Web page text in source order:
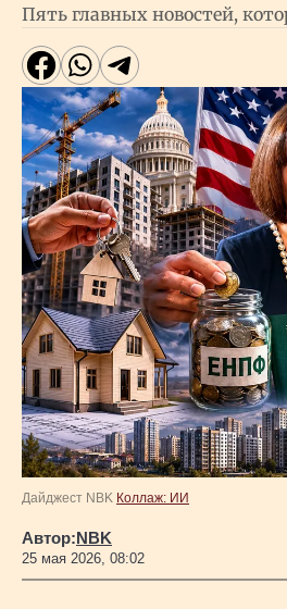
Бизнес
Рынки
Технологии
Власть
Геополитика
Исследования
Люди
Life & Arts
О нас
Пять главных новостей,
Дайджест NBK Коллаж: ИИ
Автор:NBK
25 мая 2026, 08:02